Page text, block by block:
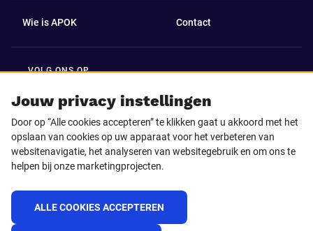
Jouw privacy instellingen
Door op “Alle cookies accepteren” te klikken gaat u akkoord met het
opslaan van cookies op uw apparaat voor het verbeteren van
websitenavigatie, het analyseren van websitegebruik en om ons te
helpen bij onze marketingprojecten.
ALLE COOKIES ACCEPTEREN
Wie is APOK Contact
VOLG ONS OP
Facebook LinkedIn
Instagram TikTok